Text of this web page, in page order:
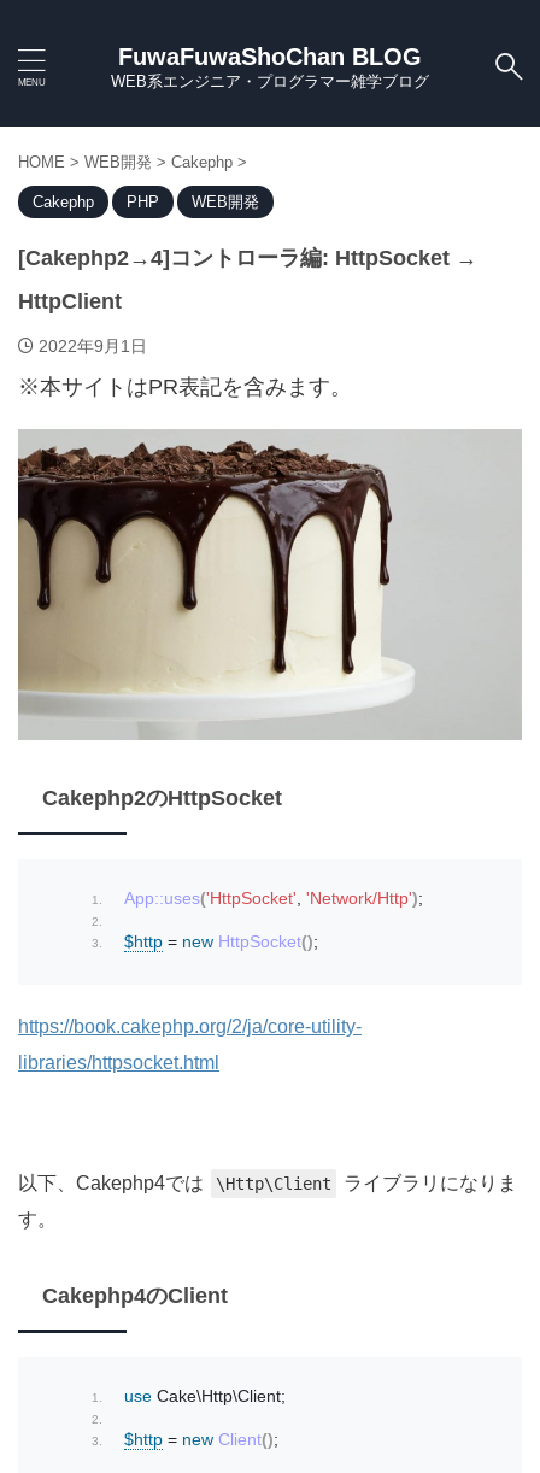
FuwaFuwaShoChan BLOG
WEB系エンジニア・プログラマー雑学ブログ
HOME > WEB開発 > Cakephp >
Cakephp PHP WEB開発
[Cakephp2→4]コントローラ編: HttpSocket →
HttpClient
2022年9月1日
※本サイトはPR表記を含みます。
Cakephp2のHttpSocket
App::uses('HttpSocket' 'Network/Http');
$http = new HttpSocket();
https://book.cakephp.org/2/ja/core-utility-
libraries/httpsocket.html
以下、Cakephp4では \Http\Client
ライブラリになりま
す。
Cakephp4のClient
use Cake\Http\Client;
$http = new Client();